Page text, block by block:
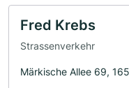
Fred Krebs
Strassenverkehr
Märkische Allee 69,